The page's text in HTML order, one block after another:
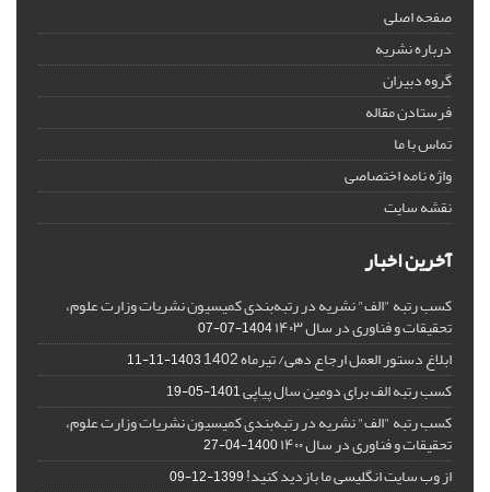
صفحه اصلی
درباره نشریه
گروه دبیران
فرستادن مقاله
تماس با ما
واژه نامه اختصاصی
نقشه سایت
آخرین اخبار
کسب رتبه "الف" نشریه در رتبه‌بندی کمیسیون نشریات وزارت علوم،
تحقیقات و فناوری در سال ۱۴۰۳ 1404-07-07
ابلاغ دستور العمل ارجاع دهی/ تیرماه 1402 1403-11-11
کسب رتبه الف برای دومین سال پیاپی1401-05-19
کسب رتبه "الف" نشریه در رتبه‌بندی کمیسیون نشریات وزارت علوم،
تحقیقات و فناوری در سال ۱۴۰۰ 1400-04-27
از وب سایت انگلیسی ما بازدید کنید!1399-12-09